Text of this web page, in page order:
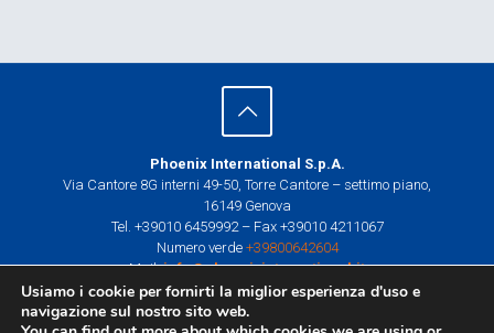
Phoenix International S.p.A.
Via Cantore 8G interni 49-50, Torre Cantore – settimo piano,
16149 Genova
Tel. +39010 6459992 – Fax +39010 4211067
Numero verde +39800642604
Mail:info@phoenixinternational.it
P.I. e C.F. 01874570995
Centro di Trasformazione e Allestimento
Usiamo i cookie per fornirti la miglior esperienza d'uso e
navigazione sul nostro sito web.